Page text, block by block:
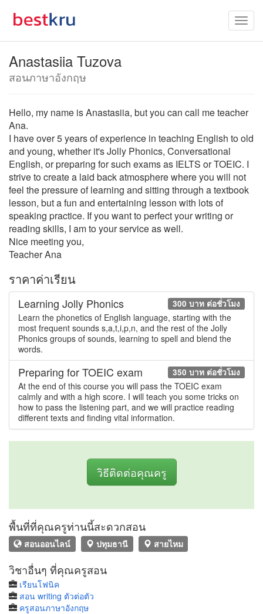
Anastasiia Tuzova
สอนภาษาอังกฤษ
Hello, my name is Anastasiia, but you can call me teacher
Ana.
I have over 5 years of experience in teaching English to old
and young, whether it's Jolly Phonics, Conversational
English, or preparing for such exams as IELTS or TOEIC. I
strive to create a laid back atmosphere where you will not
feel the pressure of learning and sitting through a textbook
lesson, but a fun and entertaining lesson with lots of
speaking practice. If you want to perfect your writing or
reading skills, I am to your service as well.
Nice meeting you,
Teacher Ana
ราคาค่าเรียน
Learning Jolly Phonics 300 บาท ต่อชั่วโมง
Learn the phonetics of English language, starting with the
most frequent sounds s,a,t,i,p,n, and the rest of the Jolly
Phonics groups of sounds, learning to spell and blend the
words.
Preparing for TOEIC exam 350 บาท ต่อชั่วโมง
At the end of this course you will pass the TOEIC exam
calmly and with a high score. I will teach you some tricks on
how to pass the listening part, and we will practice reading
different texts and finding vital information.
วิธีติดต่อคุณครู
พื้นที่ที่คุณครูท่านนี้สะดวกสอน
สอนออนไลน์ ปทุมธานี สายไหม
วิชาอื่นๆ ที่คุณครูสอน
เรียนโฟนิค
สอน writing ตัวต่อตัว
ครูสอนภาษาอังกฤษ